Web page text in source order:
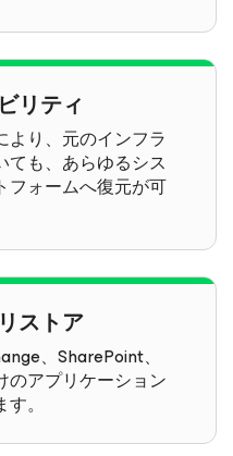
リティ
より、元のインフラ
ても、あらゆるシス
フォームへ復元が可
ストア
、SharePoint、
のアプリケーション
。